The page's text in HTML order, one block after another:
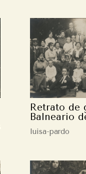
Retrato de
Balneario
luisa-pardo